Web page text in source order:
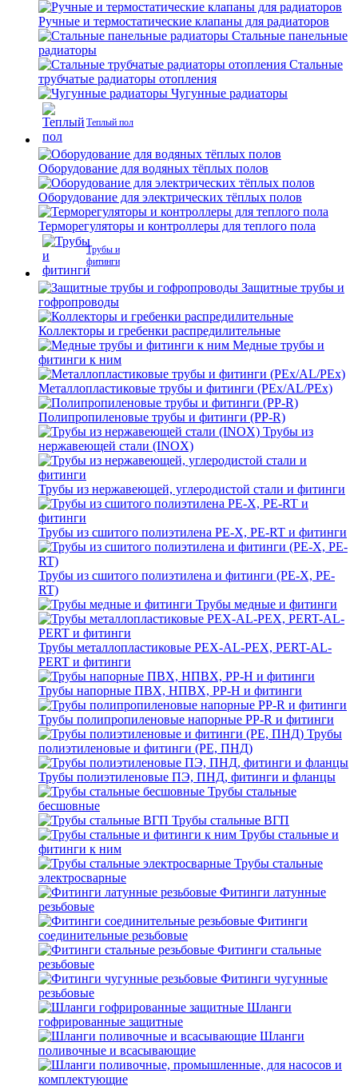
Ручные и термостатические клапаны для радиаторов
Стальные панельные
радиаторы
Стальные
трубчатые радиаторы отопления
Чугунные радиаторы
Теплый пол
Оборудование для водяных тёплых полов
Оборудование для электрических тёплых полов
Терморегуляторы и контроллеры для теплого пола
Трубы и
фитинги
Защитные трубы и
гофропроводы
Коллекторы и гребенки распредилительные
Медные трубы и
фитинги к ним
Металлопластиковые трубы и фитинги (PEx/AL/PEx)
Полипропиленовые трубы и фитинги (PP-R)
Трубы из
нержавеющей стали (INOX)
Трубы из нержавеющей, углеродистой стали и фитинги
Трубы из сшитого полиэтилена PE-X, PE-RT и фитинги
Трубы из сшитого полиэтилена и фитинги (PE-X, PE-
RT)
Трубы медные и фитинги
Трубы металлопластиковые PEX-AL-PEX, PERT-AL-
PERT и фитинги
Трубы напорные ПВХ, НПВХ, PP-H и фитинги
Трубы полипропиленовые напорные PP-R и фитинги
Трубы
полиэтиленовые и фитинги (PE, ПНД)
Трубы полиэтиленовые ПЭ, ПНД, фитинги и фланцы
Трубы стальные
бесшовные
Трубы стальные ВГП
Трубы стальные и
фитинги к ним
Трубы стальные
электросварные
Фитинги латунные
резьбовые
Фитинги
соединительные резьбовые
Фитинги стальные
резьбовые
Фитинги чугунные
резьбовые
Шланги
гофрированные защитные
Шланги
поливочные и всасывающие